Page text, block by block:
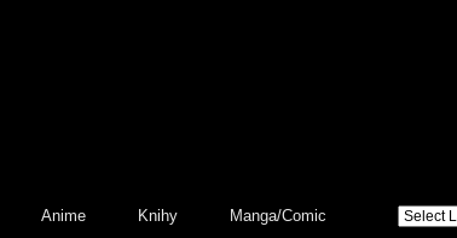
Anime Knihy Manga/Comic